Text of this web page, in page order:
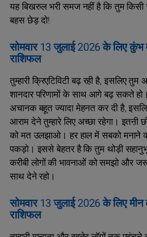
यह बिखरुल भरी समज नहीं है कि तुम
बहस छेड़ दो!
सोमवार 13 जुलाई 2026 के लिए कुंभ
राशिफल
तुम्हारी क्रिएटिविटी बढ़ रही है, इसलिए
शानदार परिणामों के साथ आगे बढ़ सकते
अचानक बहूत ज्यादा मेहनत कर दी है,
आराम देने तुम्हारे लिए अच्छा रहेगा। इतऩी
को मत उलझाओ। हर हाल में सबको मनाने
पकड़ो। इससे बेहतर है कि तुम थोड़ी
करीबी लोगों की भावनाओं को समझो और
साथ देने रहो।
सोमवार 13 जुलाई 2026 के लिए मीन
राशिफल